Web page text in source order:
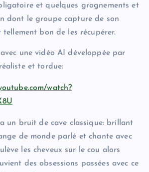
et quelques grognements et
dont le groupe capture de son
tellement bon de les récupérer.
une vidéo AI développée par
et tordue:
watch?
un bruit de cave classique: brillant
de monde parlé et chante avec
les cheveux sur le cou alors
des obsessions passées avec ce